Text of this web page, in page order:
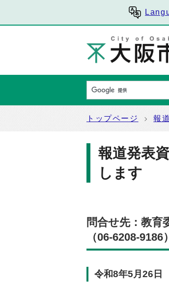
トップページ 報
報道発表
します
問合せ先：教育
（06-6208-9186）
令和8年5月26